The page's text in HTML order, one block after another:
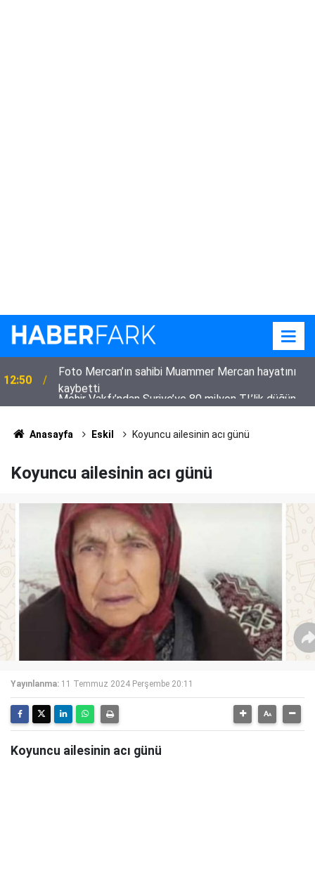
10:47
Mehir Vakfı’ndan Suriye’ye 80 milyon TL’lik düğün
desteği
Anasayfa Eskil Koyuncu ailesinin acı günü
Koyuncu ailesinin acı günü
Yayınlanma: 11 Temmuz 2024 Perşembe 20:11
Koyuncu ailesinin acı günü